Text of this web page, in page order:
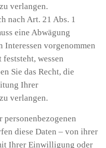
verlangen.
nach Art. 21 Abs. 1
eine Abwägung
Interessen vorgenommen
wessen
Sie das Recht, die
Ihrer
verlangen.
diese Daten – von ihrer
Ihrer Einwilligung oder